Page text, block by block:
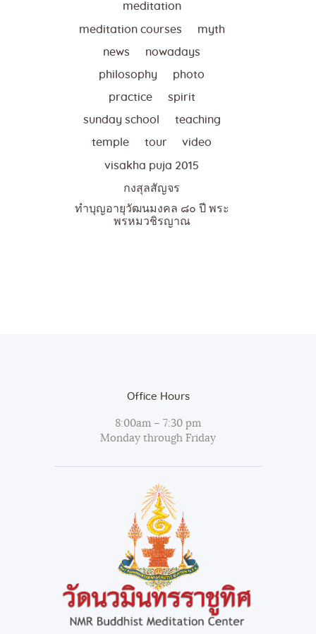
meditation
meditation courses myth
news nowadays
philosophy photo
practice spirit
sunday school teaching
temple tour video
visakha puja 2015
กงสุลสัญจร
ทำบุญอายุวัฒนมงคล ๘๐ ปี พระ
พรหมวชิรญาณ
Office Hours
8:00am – 7:30 pm
Monday through Friday